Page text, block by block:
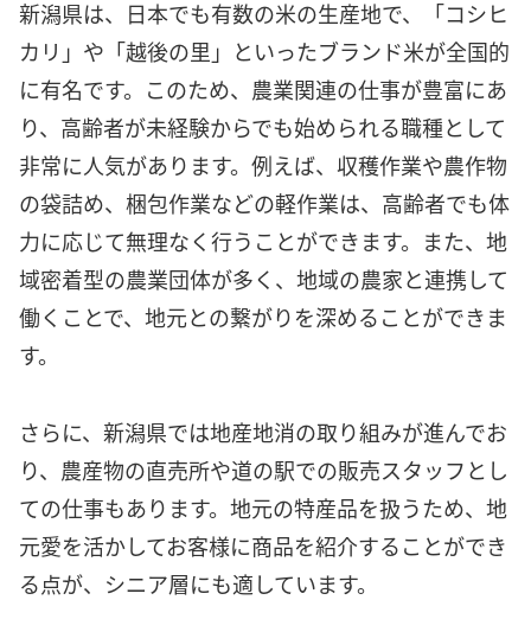
新潟県は、日本でも有数の米の生産地で、「コシヒ
カリ」や「越後の里」といったブランド米が全国的
に有名です。このため、農業関連の仕事が豊富にあ
り、高齢者が未経験からでも始められる職種として
非常に人気があります。例えば、収穫作業や農作物
の袋詰め、梱包作業などの軽作業は、高齢者でも体
力に応じて無理なく行うことができます。また、地
域密着型の農業団体が多く、地域の農家と連携して
働くことで、地元との繋がりを深めることができま
す。
さらに、新潟県では地産地消の取り組みが進んでお
り、農産物の直売所や道の駅での販売スタッフとし
ての仕事もあります。地元の特産品を扱うため、地
元愛を活かしてお客様に商品を紹介することができ
る点が、シニア層にも適しています。